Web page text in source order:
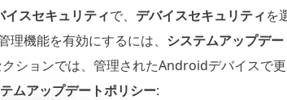
イスセキュリティで、 デバイスセキュリティを
理機能を有効にするには、 システムアップデ
クションでは、管理されたAndroidデバイスで
ムアップデートポリシー: